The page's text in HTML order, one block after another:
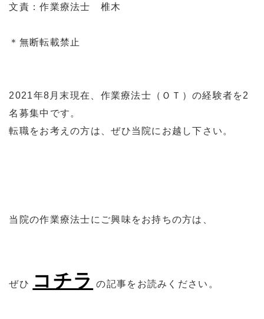
文責：作業療法士 椎木
＊無断転載禁止
2021年8月末現在、作業療法士（ＯＴ）の経験者を2
名募集中です。
転職をお考えの方は、ぜひ当院にお越し下さい。
当院の作業療法士にご興味をお持ちの方は、
ぜひ コチラ の記事をお読みください。